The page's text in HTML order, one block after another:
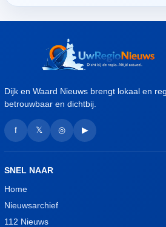
Dijk en Waard Nieuws brengt lokaal en
betrouwbaar en dichtbij.
f 𝕏 ◎ ▶
SNEL NAAR
Home
Nieuwsarchief
112 Nieuws